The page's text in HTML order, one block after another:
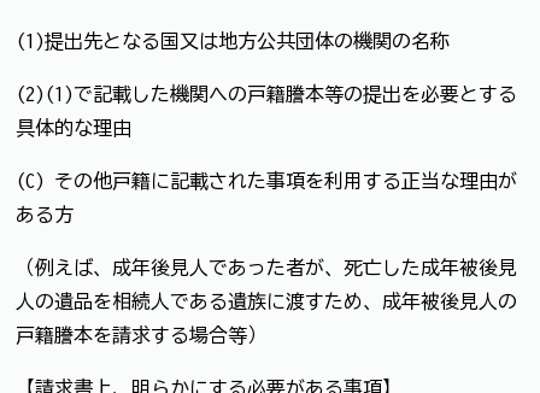
(1)提出先となる国又は地方公共団体の機関の名称
(2)(1)で記載した機関への戸籍謄本等の提出を必要とする
具体的な理由
(C) その他戸籍に記載された事項を利用する正当な理由が
ある方
（例えば、成年後見人であった者が、死亡した成年被後見
人の遺品を相続人である遺族に渡すため、成年被後見人の
戸籍謄本を請求する場合等）
【請求書上、明らかにする必要がある事項】